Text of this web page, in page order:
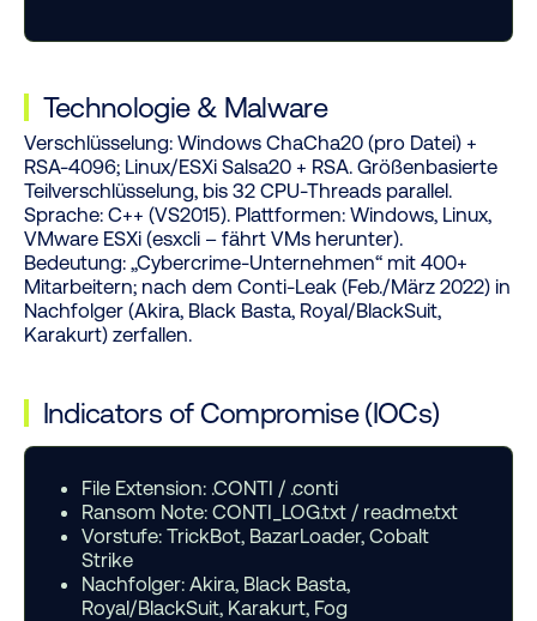
Technologie & Malware
Verschlüsselung:Windows ChaCha20 (pro Datei) +
RSA-4096; Linux/ESXi Salsa20 + RSA. Größenbasierte
Teilverschlüsselung, bis 32 CPU-Threads parallel.
Sprache:C++ (VS2015). Plattformen:Windows, Linux,
VMware ESXi (esxcli – fährt VMs herunter).
Bedeutung:„Cybercrime-Unternehmen“ mit 400+
Mitarbeitern; nach dem Conti-Leak (Feb./März 2022) in
Nachfolger (Akira, Black Basta, Royal/BlackSuit,
Karakurt) zerfallen.
Indicators of Compromise (IOCs)
File Extension:.CONTI / .conti
Ransom Note:CONTI_LOG.txt / readme.txt
Vorstufe:TrickBot, BazarLoader, Cobalt
Strike
Nachfolger:Akira, Black Basta,
Royal/BlackSuit, Karakurt, Fog